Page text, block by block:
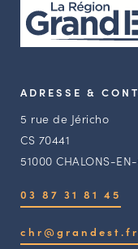
ADRESSE &
5 rue de Jéricho
CS 70441
51000 CHALONS-
03 87 31 81 45
chr@grandest.fr